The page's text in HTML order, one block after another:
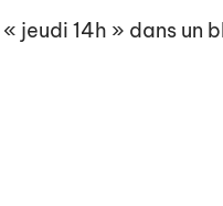
jeudi 14h » dans un